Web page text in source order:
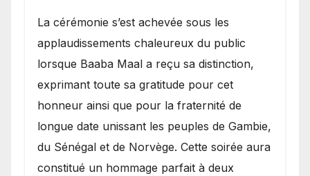
​La cérémonie s’est achevée sous les
applaudissements chaleureux du public
lorsque Baaba Maal a reçu sa distinction,
exprimant toute sa gratitude pour cet
honneur ainsi que pour la fraternité de
longue date unissant les peuples de Gambie,
du Sénégal et de Norvège. Cette soirée aura
constitué un hommage parfait à deux